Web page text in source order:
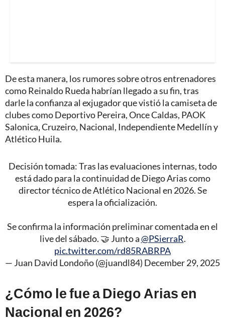
De esta manera, los rumores sobre otros entrenadores
como Reinaldo Rueda habrían llegado a su fin, tras
darle la confianza al exjugador que vistió la camiseta de
clubes como Deportivo Pereira, Once Caldas, PAOK
Salonica, Cruzeiro, Nacional, Independiente Medellín y
Atlético Huila.
Decisión tomada: Tras las evaluaciones internas, todo
está dado para la continuidad de Diego Arias como
director técnico de Atlético Nacional en 2026. Se
espera la oficialización.
Se confirma la información preliminar comentada en el
live del sábado. 🤝 Junto a@PSierraR.
pic.twitter.com/rd85RABRPA
— Juan David Londoño (@juandl84) December 29, 2025
¿Cómo le fue a Diego Arias en
Nacional en 2026?